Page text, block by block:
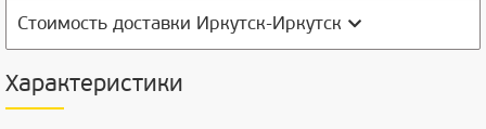
Стоимость доставки Иркутск-Иркутск
Характеристики